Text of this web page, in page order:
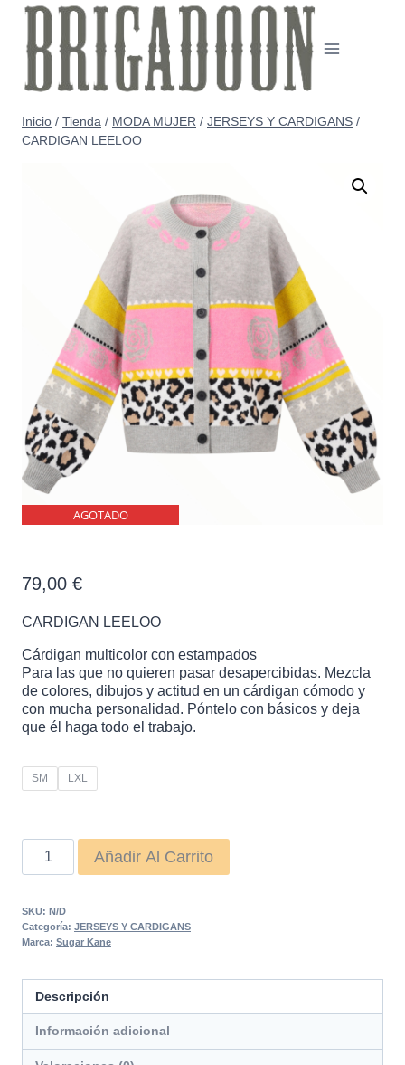
Saltar
contenido
Inicio / Tienda / MODA MUJER / JERSEYS Y CARDIGANS /
CARDIGAN LEELOO
AGOTADO
79,00 €
CARDIGAN LEELOO
Cárdigan multicolor con estampados
Para las que no quieren pasar desapercibidas. Mezcla
de colores, dibujos y actitud en un cárdigan cómodo y
con mucha personalidad. Póntelo con básicos y deja
que él haga todo el trabajo.
SM LXL
CARDIGAN
LEELOO
Añadir Al Carrito
SKU: N/D
Categoría: JERSEYS Y CARDIGANS
Marca: Sugar Kane
Descripción
Información adicional